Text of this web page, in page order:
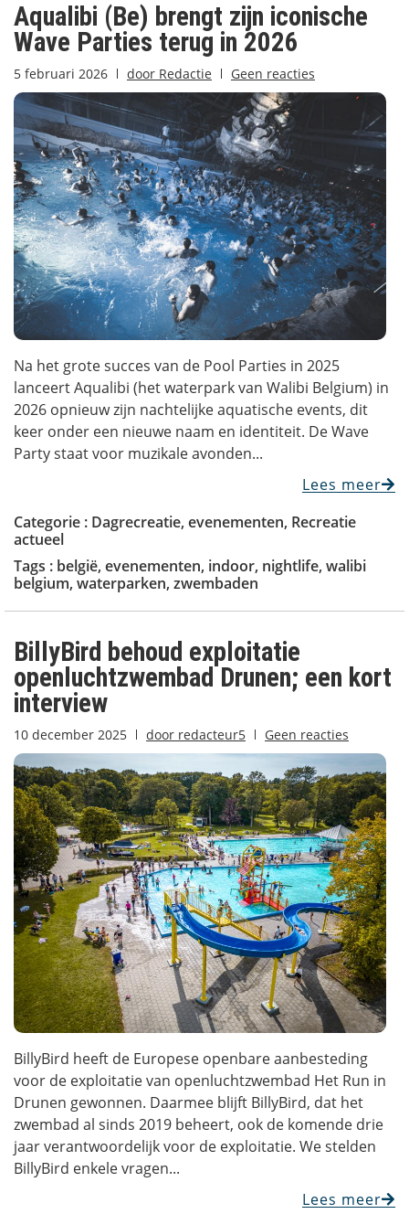
Aqualibi (Be) brengt zijn iconische
Wave Parties terug in 2026
5 februari 2026 door Redactie Geen reacties
Na het grote succes van de Pool Parties in 2025
lanceert Aqualibi (het waterpark van Walibi Belgium) in
2026 opnieuw zijn nachtelijke aquatische events, dit
keer onder een nieuwe naam en identiteit. De Wave
Party staat voor muzikale avonden...
Lees meer
Categorie : Dagrecreatie, evenementen, Recreatie
actueel
Tags : belgië, evenementen, indoor, nightlife, walibi
belgium, waterparken, zwembaden
BillyBird behoud exploitatie
openluchtzwembad Drunen; een kort
interview
10 december 2025 door redacteur5 Geen reacties
BillyBird heeft de Europese openbare aanbesteding
voor de exploitatie van openluchtzwembad Het Run in
Drunen gewonnen. Daarmee blijft BillyBird, dat het
zwembad al sinds 2019 beheert, ook de komende drie
jaar verantwoordelijk voor de exploitatie. We stelden
BillyBird enkele vragen...
Lees meer